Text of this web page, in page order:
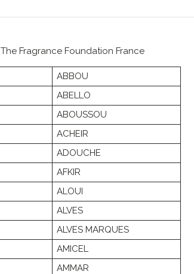
Fragrance Foundation France
ABBOU
ABELLO
ABOUSSOU
ACHEIR
ADOUCHE
AFKIR
ALOUI
ALVES
ALVES MARQUES
AMICEL
AMMAR